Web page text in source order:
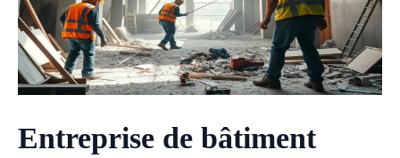
Entreprise de bâtiment